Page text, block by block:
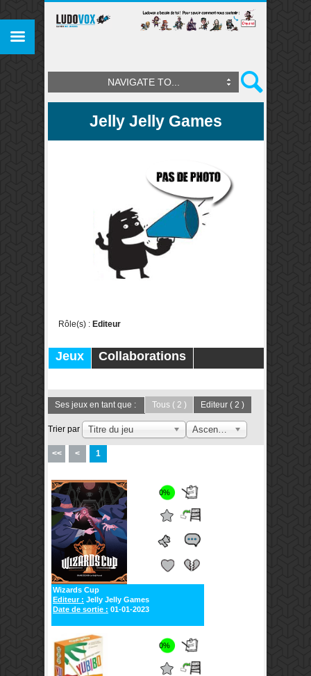
NAVIGATE TO...
Jelly Jelly Games
Rôle(s) : Editeur
Jeux
Collaborations
Ses jeux en tant que : Tous ( 2 ) Editeur ( 2 )
Trier par Titre du jeu
<< < 1
0%
Wizards Cup
Editeur : Jelly Jelly Games
Date de sortie : 01-01-2023
0%